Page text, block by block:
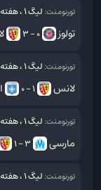
تورنومنت: لیگ 1 ، هفته 17
تولوز 0 - 3
تورنومنت: لیگ 1 ، هفته 18
لانس 1 - 0
تورنومنت: لیگ 1 ، هفته 19
مارسی 3 - 1
تورنومنت: لیگ 1 ، هفته 20